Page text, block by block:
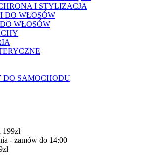
I STYLIZACJA
DO WŁOSÓW
WŁOSÓW
DO SAMOCHODU
- zamów do 14:00